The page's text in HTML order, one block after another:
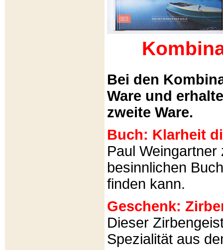
Bei den
Ware und
zweite Ware.
Buch: Klarheit
Paul
besinnlichen
finden kann.
Geschenk:
Dieser
Spezialität aus